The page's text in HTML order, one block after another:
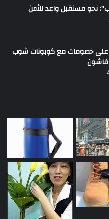
نحو مستقبل واعد للأمن
خصومات مع كوبونات شوب